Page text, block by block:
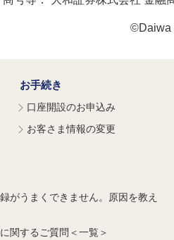
©Daiwa
お手続き
口座開設のお申込み
お客さま情報の変更
がうまくできません。原因を教え
関するご質問＜一覧＞